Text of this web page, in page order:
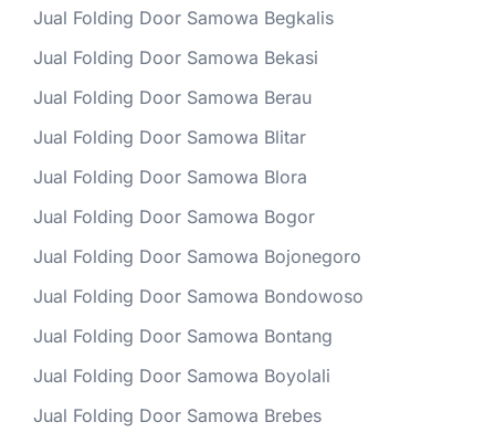
Jual Folding Door Samowa Begkalis
Jual Folding Door Samowa Bekasi
Jual Folding Door Samowa Berau
Jual Folding Door Samowa Blitar
Jual Folding Door Samowa Blora
Jual Folding Door Samowa Bogor
Jual Folding Door Samowa Bojonegoro
Jual Folding Door Samowa Bondowoso
Jual Folding Door Samowa Bontang
Jual Folding Door Samowa Boyolali
Jual Folding Door Samowa Brebes